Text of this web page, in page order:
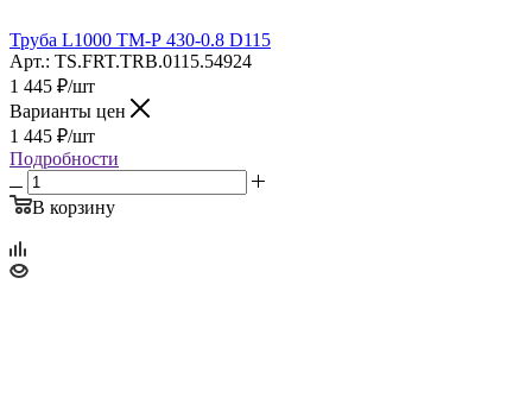
Труба L1000 ТМ-Р 430-0.8 D115
Арт.: TS.FRT.TRB.0115.54924
1 445 ₽/шт
Варианты цен
1 445 ₽/шт
Подробности
В корзину